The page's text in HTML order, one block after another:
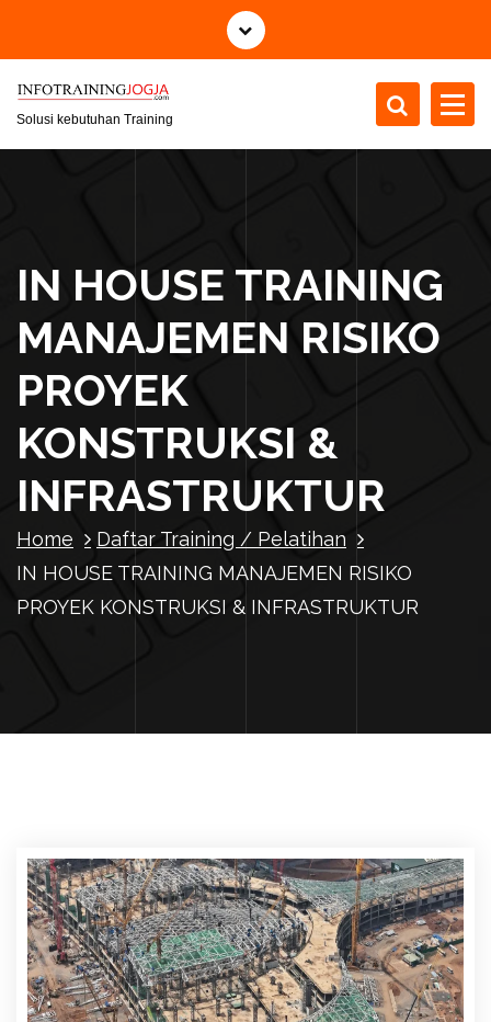
i
Solusi kebutuhan Training
IN HOUSE TRAINING
MANAJEMEN RISIKO
PROYEK
KONSTRUKSI &
INFRASTRUKTUR
Home
Daftar Training / Pelatihan
IN HOUSE TRAINING MANAJEMEN RISIKO
PROYEK KONSTRUKSI & INFRASTRUKTUR